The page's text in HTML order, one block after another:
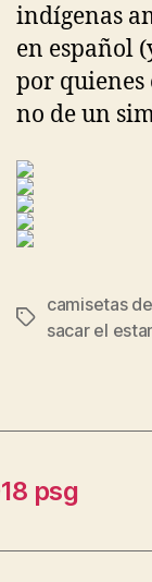
indígenas
en español
por quienes
no de un
Etiquetas
camisetas
sacar el
psg